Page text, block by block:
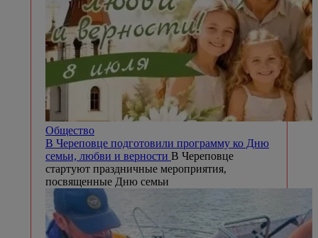
Общество
В Череповце подготовили программу ко Дню
семьи, любви и верности В Череповце
стартуют праздничные мероприятия,
посвященные Дню семьи